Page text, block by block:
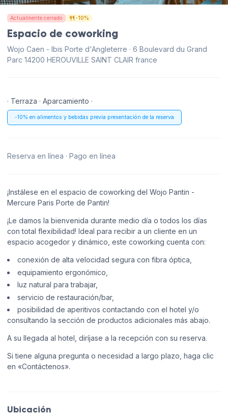
Actualmente cerrado -10%
Espacio de coworking
Wojo Caen - Ibis Porte d'Angleterre · 6 Boulevard du Grand
Parc 14200 HEROUVILLE SAINT CLAIR france
· Terraza · Aparcamiento ·
-10% en alimentos y bebidas previa presentación de la reserva
Reserva en línea · Pago en línea
¡Instálese en el espacio de coworking del Wojo Pantin -
Mercure Paris Porte de Pantin!
¡Le damos la bienvenida durante medio día o todos los días
con total flexibilidad! Ideal para recibir a un cliente en un
espacio acogedor y dinámico, este coworking cuenta con:
conexión de alta velocidad segura con fibra óptica,
equipamiento ergonómico,
luz natural para trabajar,
servicio de restauración/bar,
posibilidad de aperitivos contactando con el hotel y/o
consultando la sección de productos adicionales más abajo.
A su llegada al hotel, diríjase a la recepción con su reserva.
Si tiene alguna pregunta o necesidad a largo plazo, haga clic
en «Contáctenos».
Ubicación